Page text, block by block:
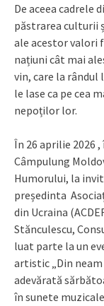
De aceea cadrele
păstrarea culturii
ale acestor valori
națiuni cât mai
vin, care la rândul
le lase ca pe cea
nepoților lor.
În 26 aprilie 2026
Câmpulung
Humorului, la
președinta
din Ucraina
Stănculescu,
luat parte la un
artistic „Din
adevărată
în sunete